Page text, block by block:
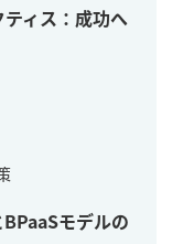
ィス：成功へ
モデルの